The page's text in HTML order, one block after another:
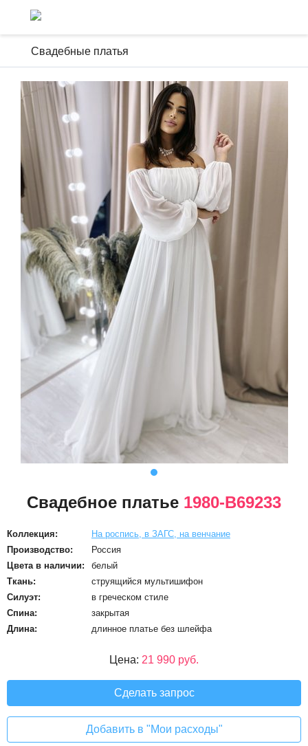
Свадебные платья
Свадебное платье 1980-B69233
Коллекция:
На роспись, в ЗАГС, на венчание
Производство:
Россия
Цвета в наличии:
белый
Ткань:
струящийся мультишифон
Силуэт:
в греческом стиле
Спина:
закрытая
Длина:
длинное платье без шлейфа
Цена: 21 990 руб.
Сделать запрос
Добавить в "Мои расходы"